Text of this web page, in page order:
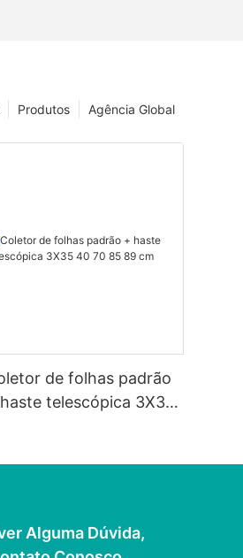
Agência Global
Produtos
de folhas padrão
telescópica 3X35
Alguma Dúvida,